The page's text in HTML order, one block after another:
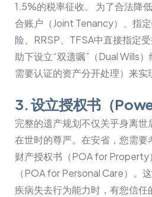
1.5%的税率征收。 为了合法降
合账户（Joint Tenancy）、指
险、RRSP、TFSA中直接指定
助下设立“双遗嘱”（Dual Wills
需要认证的资产分开处理）来实
3. 设立授权书（
完整的遗产规划不仅关乎身离
在世时的尊严。在安省，您需要
财产授权书（POA for Property
（POA for Personal Care）。
疾病失去行为能力时，有您信任